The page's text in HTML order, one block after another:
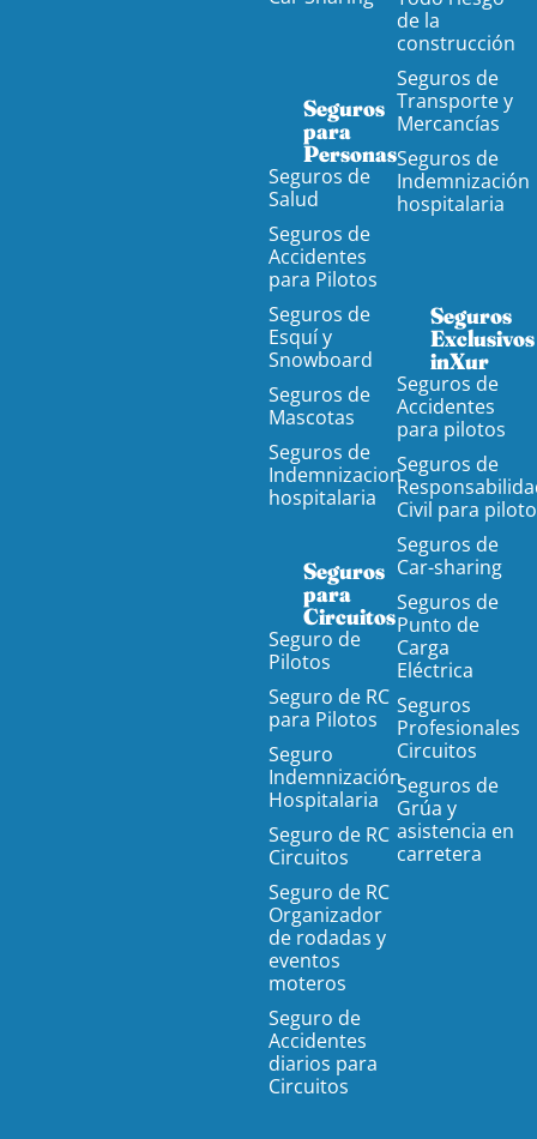
Seguros
para
Personas
Seguros de
Salud
Seguros de
Accidentes
para Pilotos
Seguros de
Esquí y
Snowboard
Seguros de
Mascotas
Seguros de
Indemnizacion
hospitalaria
Seguros
para
Circuitos
Seguro de
Pilotos
Seguro de RC
para Pilotos
Seguro
Indemnización
Hospitalaria
Seguro de RC
Circuitos
Seguro de RC
Organizador
de rodadas y
eventos
moteros
Seguro de
Accidentes
diarios para
Circuitos
de la
construcción
Seguros de
Transporte y
Mercancías
Seguros de
Indemnización
hospitalaria
Seguros
Exclusivos
inXur
Seguros de
Accidentes
para pilotos
Seguros de
Civil para
Seguros de
Car-sharing
Seguros de
Punto de
Carga
Eléctrica
Seguros
Profesionales
Circuitos
Seguros de
Grúa y
asistencia en
carretera